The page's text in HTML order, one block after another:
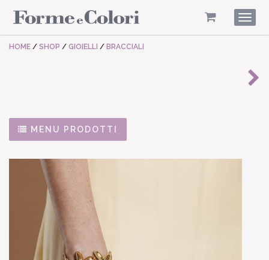
HOME / SHOP / GIOIELLI / BRACCIALI
MENU PRODOTTI